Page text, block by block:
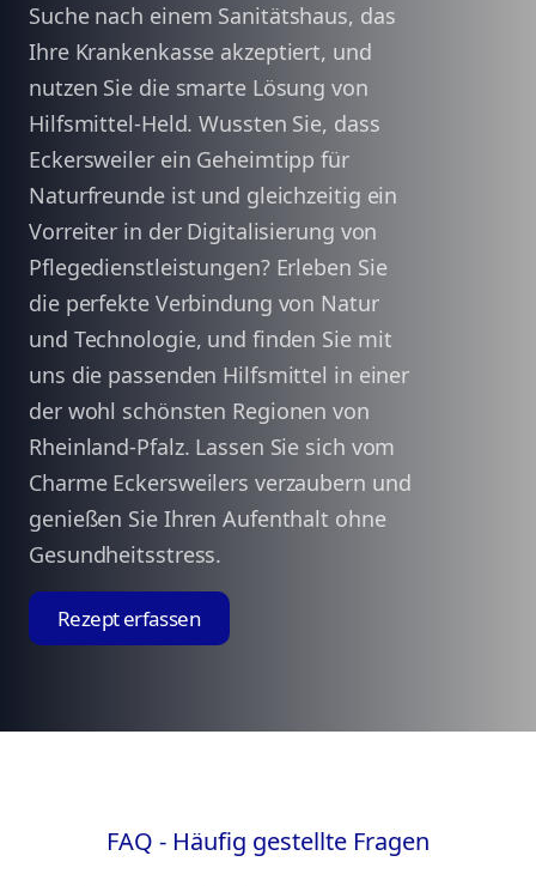
Suche nach einem Sanitätshaus, das
Ihre Krankenkasse akzeptiert, und
nutzen Sie die smarte Lösung von
Hilfsmittel-Held. Wussten Sie, dass
Eckersweiler ein Geheimtipp für
Naturfreunde ist und gleichzeitig ein
Vorreiter in der Digitalisierung von
Pflegedienstleistungen? Erleben Sie
die perfekte Verbindung von Natur
und Technologie, und finden Sie mit
uns die passenden Hilfsmittel in einer
der wohl schönsten Regionen von
Rheinland-Pfalz. Lassen Sie sich vom
Charme Eckersweilers verzaubern und
genießen Sie Ihren Aufenthalt ohne
Gesundheitsstress.
Rezept erfassen
FAQ - Häufig gestellte Fragen